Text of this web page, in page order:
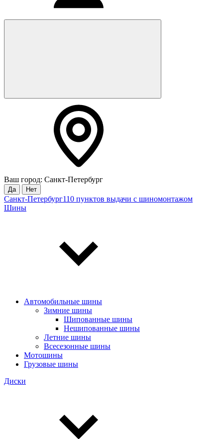
Ваш город: Санкт-Петербург
Да Нет
Санкт-Петербург110 пунктов выдачи с шиномонтажом
Шины
Автомобильные шины
Зимние шины
Шипованные шины
Нешипованные шины
Летние шины
Всесезонные шины
Мотошины
Грузовые шины
Диски